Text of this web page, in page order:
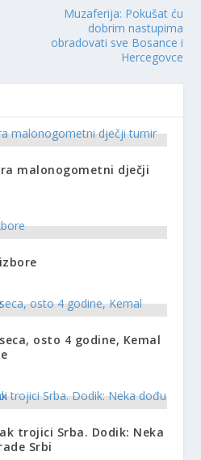
Muzaferija: Pokušat ću
dobrim nastupima
obradovati sve Bosance i
Hercegovce
malonogometni dječji
osto 4 godine, Kemal
trojici Srba. Dodik: Neka
Srbi